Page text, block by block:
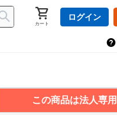
カート
ログイン
この商品は法人専